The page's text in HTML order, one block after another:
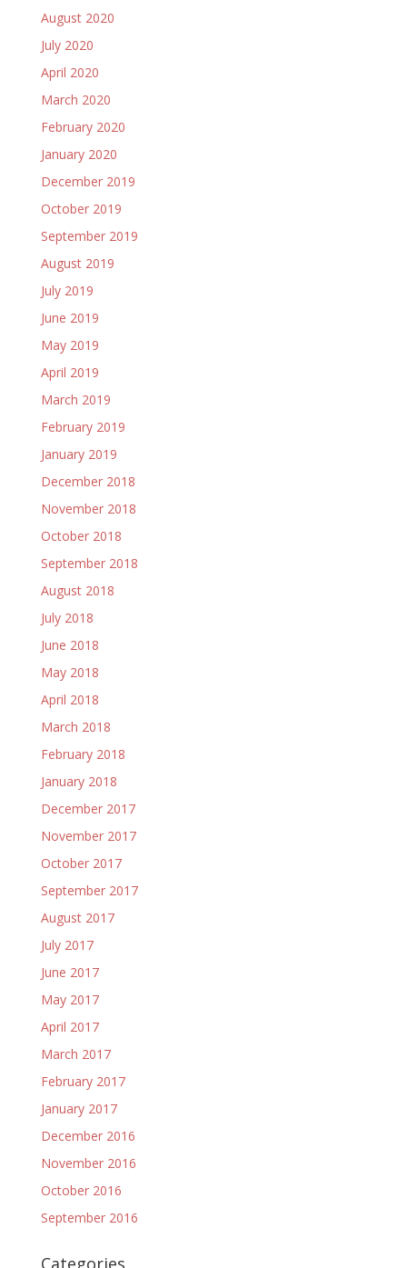
August 2020
July 2020
April 2020
March 2020
February 2020
January 2020
December 2019
October 2019
September 2019
August 2019
July 2019
June 2019
May 2019
April 2019
March 2019
February 2019
January 2019
December 2018
November 2018
October 2018
September 2018
August 2018
July 2018
June 2018
May 2018
April 2018
March 2018
February 2018
January 2018
December 2017
November 2017
October 2017
September 2017
August 2017
July 2017
June 2017
May 2017
April 2017
March 2017
February 2017
January 2017
December 2016
November 2016
October 2016
September 2016
Categories